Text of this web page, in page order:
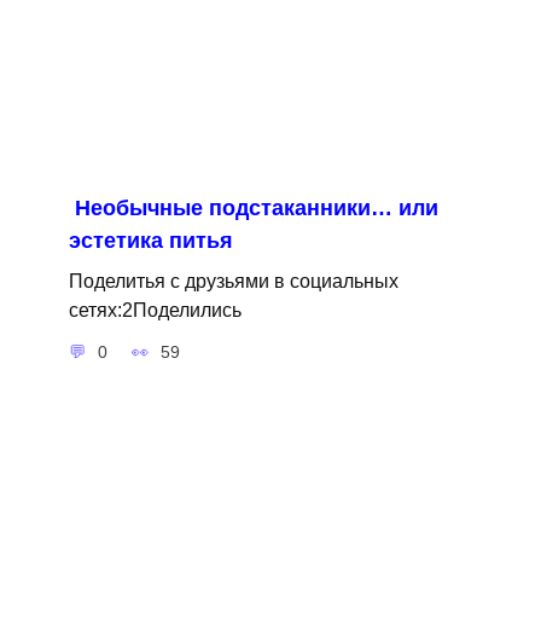
Необычные подстаканники… или
эстетика питья
Поделитья с друзьями в социальных
сетях:2Поделились
0 59